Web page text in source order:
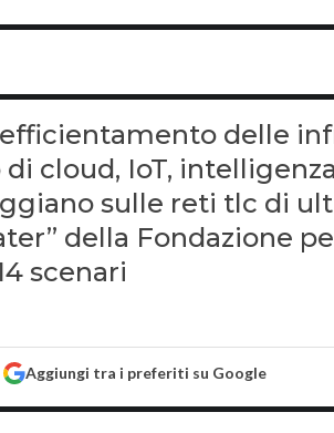
delle
di cloud, IoT,
sulle reti tlc di
della Fondazione
scenari
Aggiungi tra i preferiti su Google